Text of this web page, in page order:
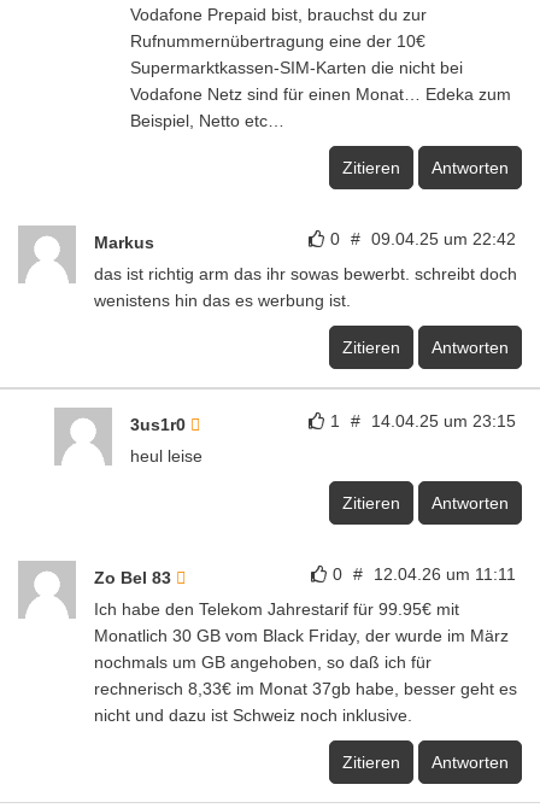
Vodafone Prepaid bist, brauchst du zur
Rufnummernübertragung eine der 10€
Supermarktkassen-SIM-Karten die nicht bei
Vodafone Netz sind für einen Monat… Edeka zum
Beispiel, Netto etc…
Zitieren Antworten
0 # 09.04.25 um 22:42
Markus
das ist richtig arm das ihr sowas bewerbt. schreibt doch
wenistens hin das es werbung ist.
Zitieren Antworten
1 # 14.04.25 um 23:15
3us1r0
heul leise
Zitieren Antworten
0 # 12.04.26 um 11:11
Zo Bel 83
Ich habe den Telekom Jahrestarif für 99.95€ mit
Monatlich 30 GB vom Black Friday, der wurde im März
nochmals um GB angehoben, so daß ich für
rechnerisch 8,33€ im Monat 37gb habe, besser geht es
nicht und dazu ist Schweiz noch inklusive.
Zitieren Antworten